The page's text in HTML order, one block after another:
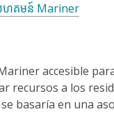
សហគមន៍ Mariner
accesible
recursos a los
basaría en una